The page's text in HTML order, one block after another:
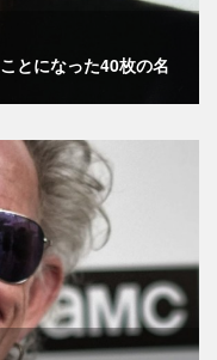
とになった40枚の名